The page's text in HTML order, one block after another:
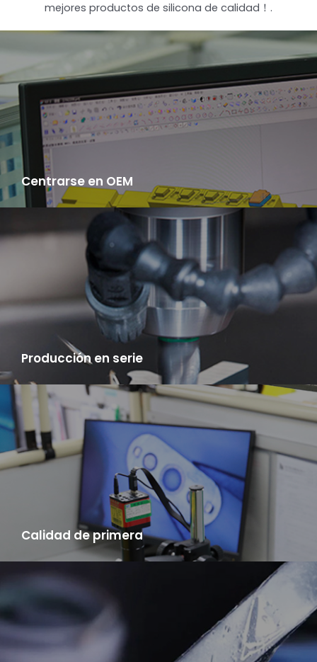
mejores productos de silicona de calidad！.
Centrarse en OEM
Usted sólo tiene que proporcionar muestras, nosotros le
proporcionamos un servicio integral desde la adquisición de
materias primas, la fabricación, la producción, el ensayo de
productos, hasta la distribución logística.
Producción en serie
LYA tiene sala de moldes, fábrica de fabricación de productos
acabados, alta eficiencia, velocidad de entrega muy por
delante en China.
Calidad de primera
LYA adopta el "sistema de gestión empresarial japonés" y
cuenta con el centro de pruebas de materiales mixtos, el centro
de pruebas de productos semiacabados y el centro de
pruebas de productos, lo que garantiza que la tasa de
calificación de los productos pueda alcanzar 98%.